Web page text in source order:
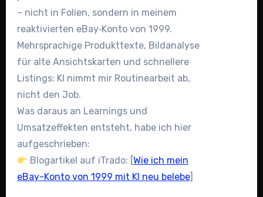
– nicht in Folien, sondern in meinem
reaktivierten eBay‑Konto von 1999.
Mehrsprachige Produkttexte, Bildanalyse
für alte Ansichtskarten und schnellere
Listings: KI nimmt mir Routinearbeit ab,
nicht den Job.
Was daraus an Learnings und
Umsatzeffekten entsteht, habe ich hier
aufgeschrieben:
Blogartikel auf iTrado: [ Wie ich mein
eBay-Konto von 1999 mit KI neu belebe]